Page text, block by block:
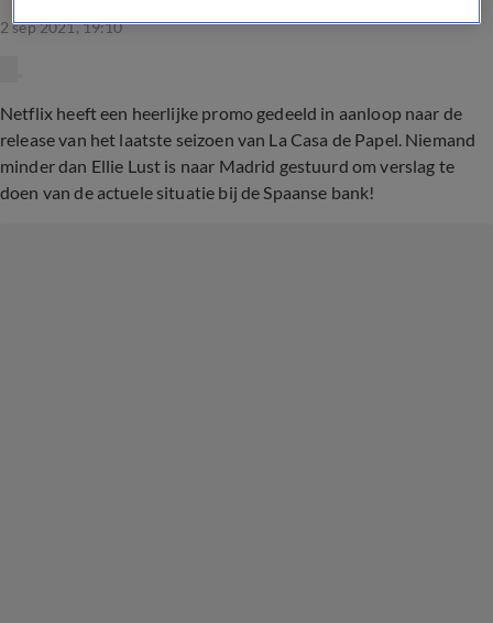
2 sep 2021, 19:10
Netflix heeft een heerlijke promo gedeeld in aanloop naar de
release van het laatste seizoen van La Casa de Papel. Niemand
minder dan Ellie Lust is naar Madrid gestuurd om verslag te
doen van de actuele situatie bij de Spaanse bank!